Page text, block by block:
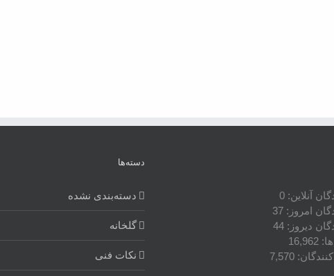
آنلاین:0
امروز:37
دیروز:44
16,962
7,570
دسته‌ها
دسته‌بندی نشده
گلخانه
نکات فنی